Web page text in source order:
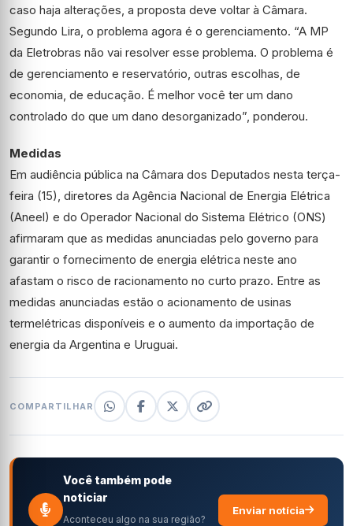
caso haja alterações, a proposta deve voltar à Câmara.
Segundo Lira, o problema agora é o gerenciamento. “A MP
da Eletrobras não vai resolver esse problema. O problema é
de gerenciamento e reservatório, outras escolhas, de
economia, de educação. É melhor você ter um dano
controlado do que um dano desorganizado”, ponderou.
Medidas
Em audiência pública na Câmara dos Deputados nesta terça-
feira (15), diretores da Agência Nacional de Energia Elétrica
(Aneel) e do Operador Nacional do Sistema Elétrico (ONS)
afirmaram que as medidas anunciadas pelo governo para
garantir o fornecimento de energia elétrica neste ano
afastam o risco de racionamento no curto prazo. Entre as
medidas anunciadas estão o acionamento de usinas
termelétricas disponíveis e o aumento da importação de
energia da Argentina e Uruguai.
COMPARTILHAR
Você também pode
noticiar
Aconteceu algo na sua região?
Enviar notícia